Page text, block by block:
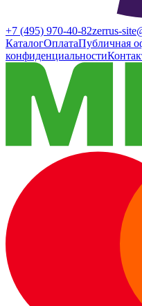
+7 (495) 970-40-82zerrus-
КаталогОплатаПубличная
конфиденциальности